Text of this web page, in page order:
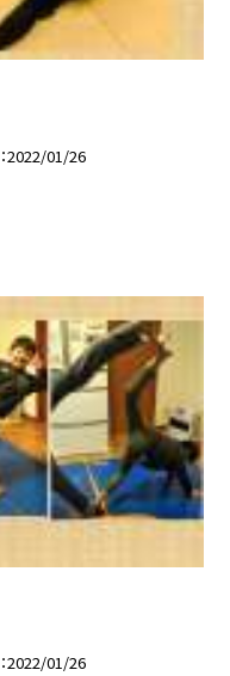
2022/01/26
2022/01/26